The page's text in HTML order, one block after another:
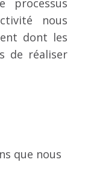
processus
nous
dont les
de réaliser
que nous